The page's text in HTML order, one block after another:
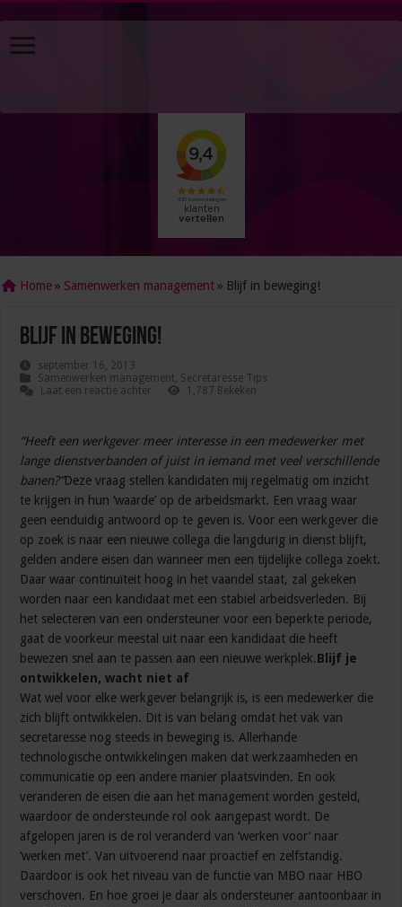
Home » Samenwerken management » Blijf in beweging!
Blijf in beweging!
september 16, 2013
Samenwerken management, Secretaresse Tips
Laat een reactie achter
1,787 Bekeken
“Heeft een werkgever meer interesse in een medewerker met
lange dienstverbanden of juist in iemand met veel verschillende
banen?”Deze vraag stellen kandidaten mij regelmatig om inzicht
te krijgen in hun ‘waarde’ op de arbeidsmarkt. Een vraag waar
geen eenduidig antwoord op te geven is. Voor een werkgever die
op zoek is naar een nieuwe collega die langdurig in dienst blijft,
gelden andere eisen dan wanneer men een tijdelijke collega zoekt.
Daar waar continuïteit hoog in het vaandel staat, zal gekeken
worden naar een kandidaat met een stabiel arbeidsverleden. Bij
het selecteren van een ondersteuner voor een beperkte periode,
gaat de voorkeur meestal uit naar een kandidaat die heeft
bewezen snel aan te passen aan een nieuwe werkplek.Blijf je
ontwikkelen, wacht niet af
Wat wel voor elke werkgever belangrijk is, is een medewerker die
zich blijft ontwikkelen. Dit is van belang omdat het vak van
secretaresse nog steeds in beweging is. Allerhande
technologische ontwikkelingen maken dat werkzaamheden en
communicatie op een andere manier plaatsvinden. En ook
veranderen de eisen die aan het management worden gesteld,
waardoor de ondersteunde rol ook aangepast wordt. De
afgelopen jaren is de rol veranderd van ‘werken voor’ naar
‘werken met’. Van uitvoerend naar proactief en zelfstandig.
Daardoor is ook het niveau van de functie van MBO naar HBO
verschoven. En hoe groei je daar als ondersteuner aantoonbaar in